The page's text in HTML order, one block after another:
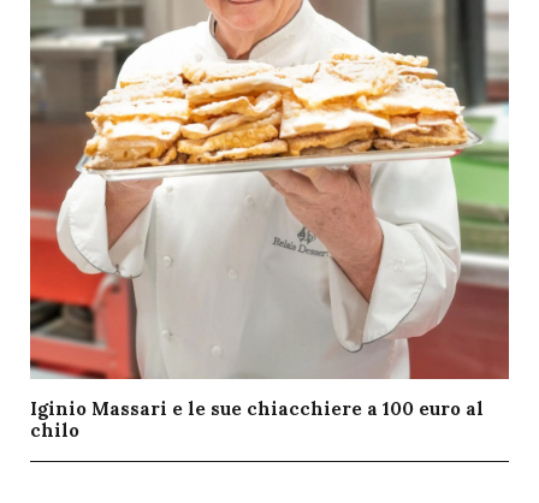
Iginio Massari e le sue chiacchiere a 100 euro al
chilo